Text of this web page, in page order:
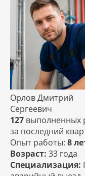
Орлов Дмитрий
Сергеевич
127 выполненных
за последний
Опыт работы: 8
Возраст: 33 года
Специализация: